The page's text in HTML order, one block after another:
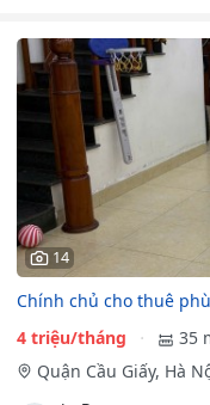
14
Chính chủ cho thuê
4 triệu/tháng
35
Quận Cầu Giấy, Hà